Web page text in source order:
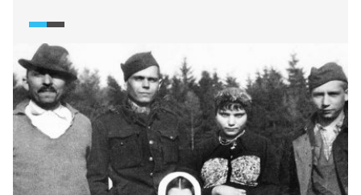
Čhave.